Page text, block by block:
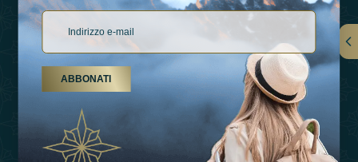
Collegamenti
ABBONATI